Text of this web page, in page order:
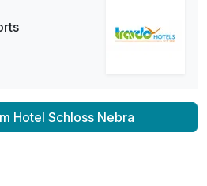
Hotel Schloss Nebra